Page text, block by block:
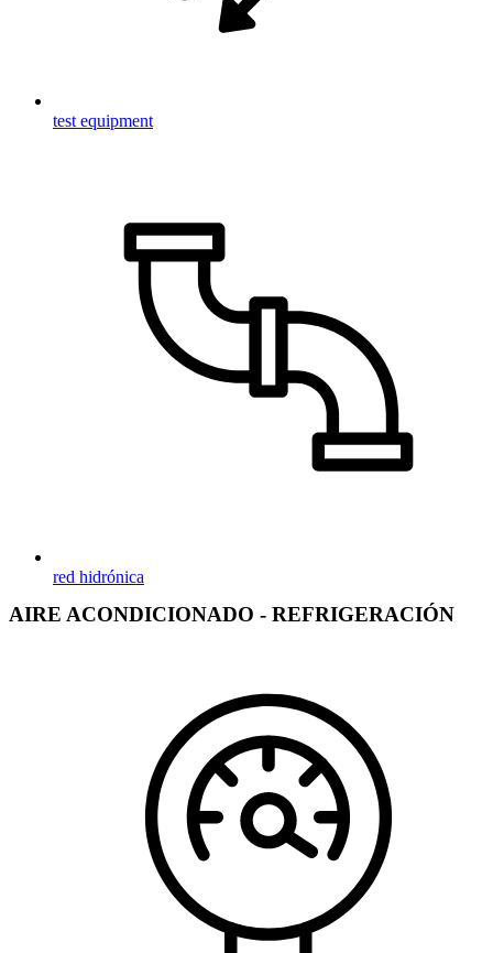
test equipment
red hidrónica
AIRE ACONDICIONADO - REFRIGERACIÓN